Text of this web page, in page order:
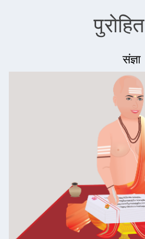
पुरोहित
संज्ञा